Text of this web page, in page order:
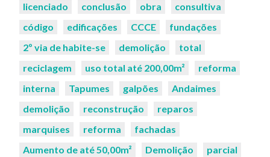
licenciado
conclusão obra
consultiva
código
edificações CCCE
fundações
2º via de habite-se
demolição
total
reciclagem
uso total até 200,00m²
reforma
interna
Tapumes galpões
Andaimes
demolição
reconstrução
reparos
marquises
reforma
fachadas
Aumento de até 50,00m²
Demolição
parcial